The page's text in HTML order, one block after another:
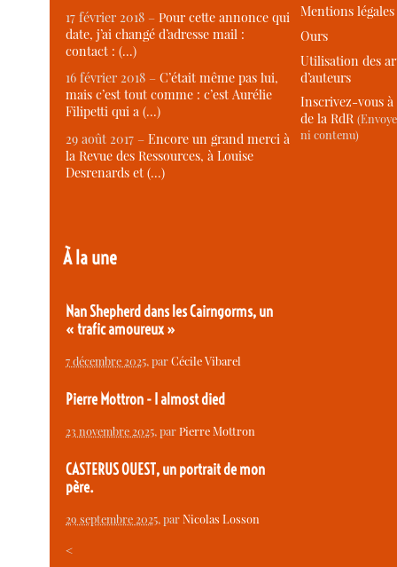
17 février 2018 –Pour cette annonce qui
date, j’ai changé d’adresse mail :
contact : (…)
16 février 2018 –C’était même pas lui,
mais c’est tout comme : c’est Aurélie
Filipetti qui a (…)
29 août 2017 –Encore un grand merci à
la Revue des Ressources, à Louise
Desrenards et (…)
À la une
Nan Shepherd dans les Cairngorms, un
« trafic amoureux »
7 décembre 2025, parCécile Vibarel
Pierre Mottron - I almost died
23 novembre 2025, parPierre Mottron
CASTERUS OUEST, un portrait de mon
père.
29 septembre 2025, parNicolas Losson
<
Mentions légales
Ours
Utilisation des
d’auteurs
Inscrivez-vous
de la RdR
ni contenu)